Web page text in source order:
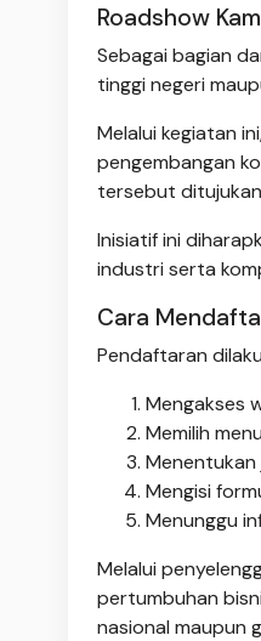
Roadshow
Sebagai bagian
tinggi negeri
Melalui kegiatan
pengembangan
tersebut
Inisiatif ini
industri serta
Cara
Pendaftaran
Mengakses
Memilih
Menentukan
Mengisi
Menunggu
Melalui
pertumbuhan
nasional maupun